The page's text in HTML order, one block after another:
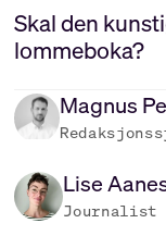
Skal den
lommeboka?
Magnus
Lise
Journalist